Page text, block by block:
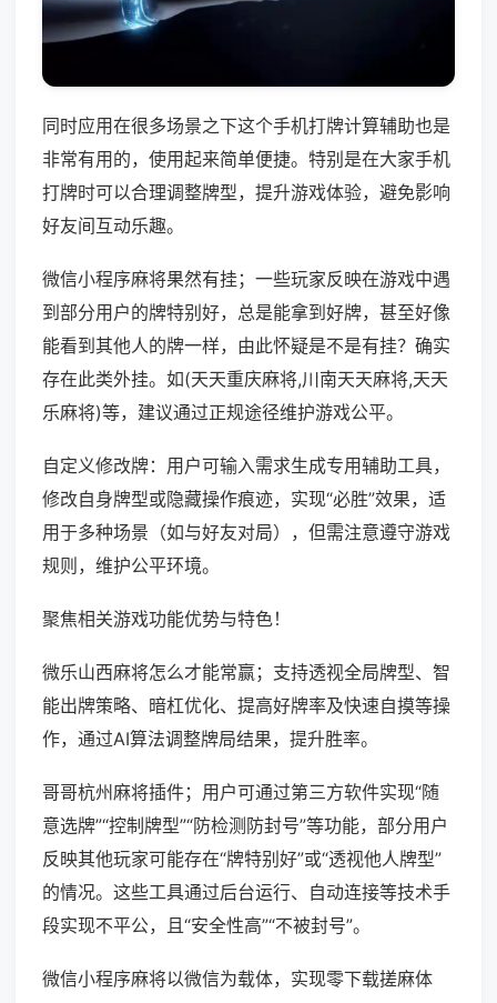
同时应用在很多场景之下这个手机打牌计算辅助也是
非常有用的，使用起来简单便捷。特别是在大家手机
打牌时可以合理调整牌型，提升游戏体验，避免影响
好友间互动乐趣。
微信小程序麻将果然有挂；一些玩家反映在游戏中遇
到部分用户的牌特别好，总是能拿到好牌，甚至好像
能看到其他人的牌一样，由此怀疑是不是有挂？确实
存在此类外挂。如(天天重庆麻将,川南天天麻将,天天
乐麻将)等，建议通过正规途径维护游戏公平。
自定义修改牌：用户可输入需求生成专用辅助工具，
修改自身牌型或隐藏操作痕迹，实现“必胜”效果，适
用于多种场景（如与好友对局），但需注意遵守游戏
规则，维护公平环境。
聚焦相关游戏功能优势与特色！
微乐山西麻将怎么才能常赢；支持透视全局牌型、智
能出牌策略、暗杠优化、提高好牌率及快速自摸等操
作，通过AI算法调整牌局结果，提升胜率。
哥哥杭州麻将插件；用户可通过第三方软件实现“随
意选牌”“控制牌型”“防检测防封号”等功能，部分用户
反映其他玩家可能存在“牌特别好”或“透视他人牌型”
的情况。这些工具通过后台运行、自动连接等技术手
段实现不平公，且“安全性高”“不被封号”。
微信小程序麻将以微信为载体，实现零下载搓麻体